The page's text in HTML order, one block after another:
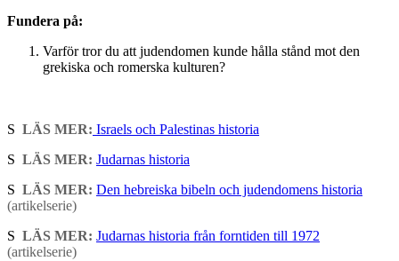
Fundera på:
Varför tror du att judendomen kunde hålla stånd mot den
grekiska och romerska kulturen?
S LÄS MER: Israels och Palestinas historia
S LÄS MER: Judarnas historia
S LÄS MER: Den hebreiska bibeln och judendomens historia
(artikelserie)
S LÄS MER: Judarnas historia från forntiden till 1972
(artikelserie)